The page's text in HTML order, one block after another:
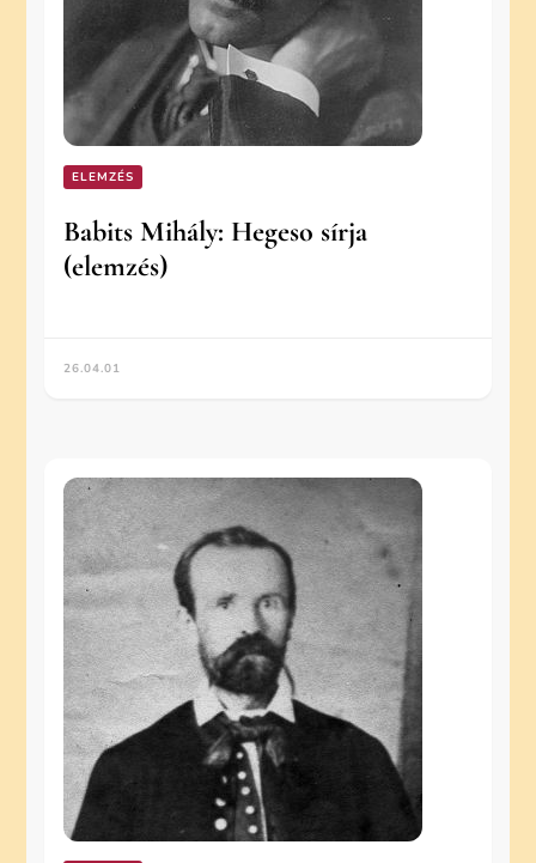
ELEMZÉS
Babits Mihály: Hegeso sírja
(elemzés)
26.04.01